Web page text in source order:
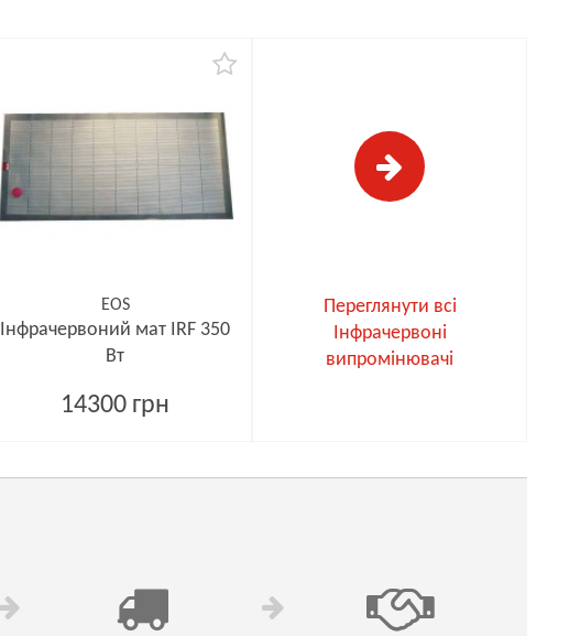
EOS
Інфрачервоний мат IRF 350
Вт
14300 грн
Переглянути всі
Інфрачервоні
випромінювачі